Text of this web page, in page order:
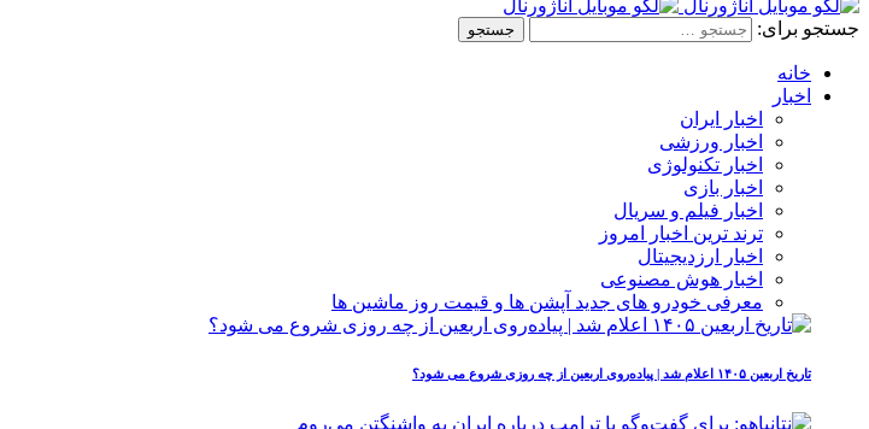
جستجو برای:
خانه
اخبار
اخبار ایران
اخبار ورزشی
اخبار تکنولوژی
اخبار بازی
اخبار فیلم و سریال
ترند ترین اخبار امروز
اخبار ارزدیجیتال
اخبار هوش مصنوعی
معرفی خودرو های جدید آپشن‌ ها و قیمت روز ماشین‌ ها
تاریخ اربعین ۱۴۰۵ اعلام شد | پیاده‌روی اربعین از چه روزی شروع می‌ شود؟